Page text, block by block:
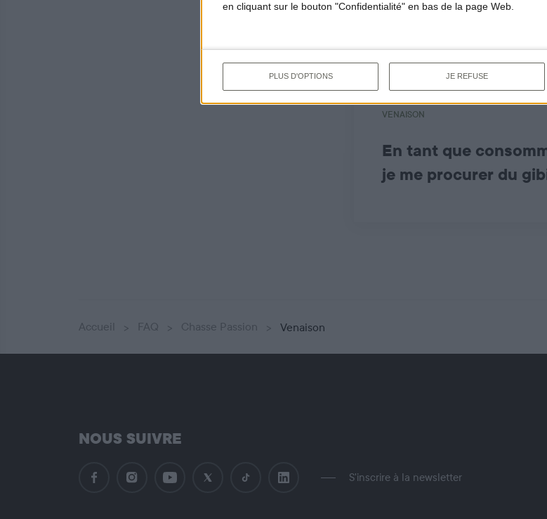
en cliquant sur le bouton "Confidentialité" en bas de la page Web.
PLUS D'OPTIONS JE REFUSE
viande de gibier de
VENAISON
En tant que
je me procurer du
Accueil FAQ Chasse Passion Venaison
NOUS SUIVRE
S'inscrire à la newsletter